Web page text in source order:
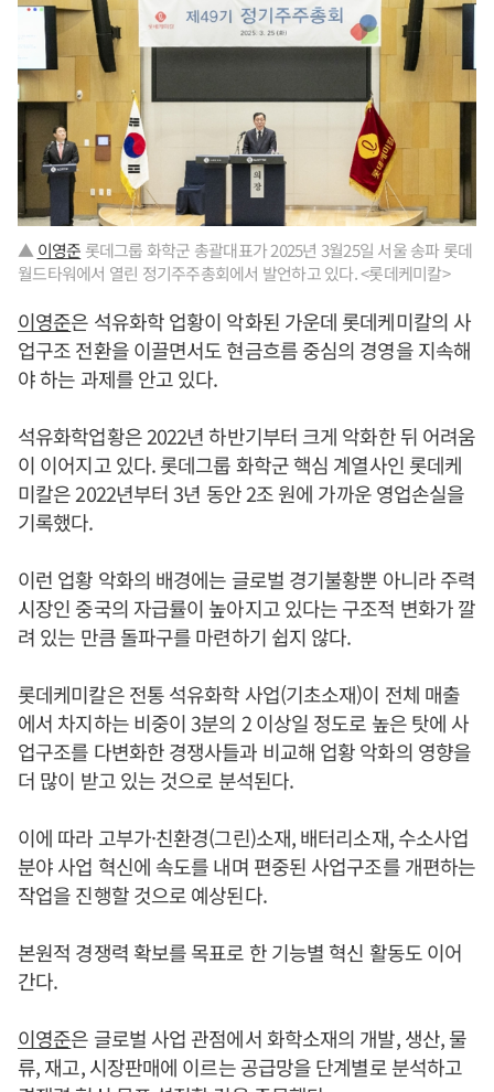
▲ 이영준 롯데그룹 화학군 총괄대표가 2025년 3월25일 서울 송파 롯데
월드타워에서 열린 정기주주총회에서 발언하고 있다. <롯데케미칼>
이영준은 석유화학 업황이 악화된 가운데 롯데케미칼의 사
업구조 전환을 이끌면서도 현금흐름 중심의 경영을 지속해
야 하는 과제를 안고 있다.
석유화학업황은 2022년 하반기부터 크게 악화한 뒤 어려움
이 이어지고 있다. 롯데그룹 화학군 핵심 계열사인 롯데케
미칼은 2022년부터 3년 동안 2조 원에 가까운 영업손실을
기록했다.
이런 업황 악화의 배경에는 글로벌 경기불황뿐 아니라 주력
시장인 중국의 자급률이 높아지고 있다는 구조적 변화가 깔
려 있는 만큼 돌파구를 마련하기 쉽지 않다.
롯데케미칼은 전통 석유화학 사업(기초소재)이 전체 매출
에서 차지하는 비중이 3분의 2 이상일 정도로 높은 탓에 사
업구조를 다변화한 경쟁사들과 비교해 업황 악화의 영향을
더 많이 받고 있는 것으로 분석된다.
이에 따라 고부가·친환경(그린)소재, 배터리소재, 수소사업
분야 사업 혁신에 속도를 내며 편중된 사업구조를 개편하는
작업을 진행할 것으로 예상된다.
본원적 경쟁력 확보를 목표로 한 기능별 혁신 활동도 이어
간다.
이영준은 글로벌 사업 관점에서 화학소재의 개발, 생산, 물
류, 재고, 시장판매에 이르는 공급망을 단계별로 분석하고